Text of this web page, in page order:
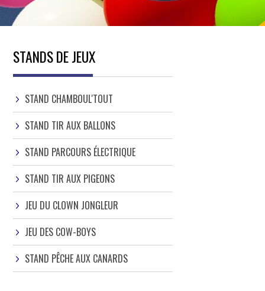
STANDS DE JEUX
STAND CHAMBOUL'TOUT
STAND TIR AUX BALLONS
STAND PARCOURS ÉLECTRIQUE
STAND TIR AUX PIGEONS
JEU DU CLOWN JONGLEUR
JEU DES COW-BOYS
STAND PÊCHE AUX CANARDS